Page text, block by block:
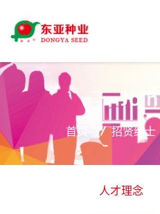
网站首页
关于东亚
Join
首页 招贤纳士
人才理念